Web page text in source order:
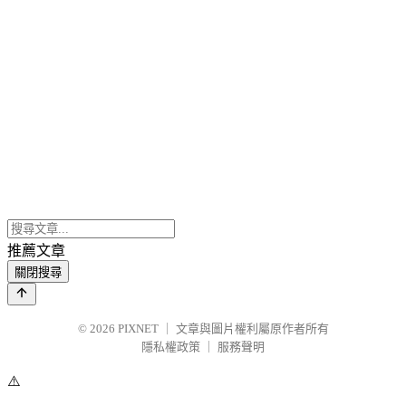
推薦文章
關閉搜尋
© 2026 PIXNET
文章與圖片權利屬原作者所有
隱私權政策
服務聲明
⚠️